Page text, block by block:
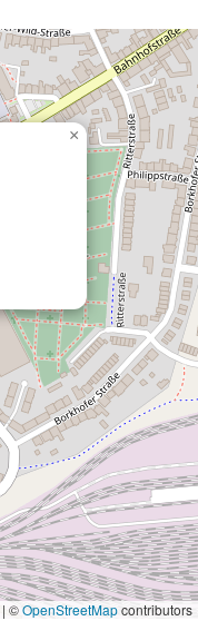
×
| ©OpenStreetMapcontributors